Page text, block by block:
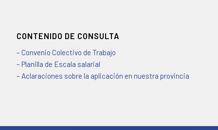
CONTENIDO DE CONSULTA
– Convenio Colectivo de Trabajo
– Planilla de Escala salarial
– Aclaraciones sobre la aplicación en nuestra provincia